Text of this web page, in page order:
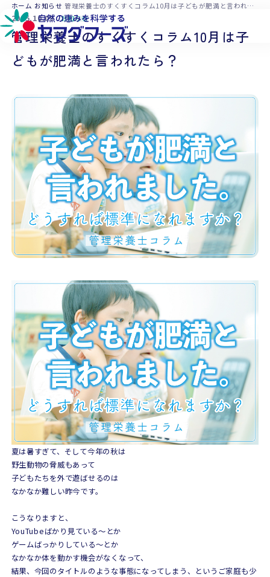
本文へ移動
ホーム お知らせ 管理栄養士のすくすくコラム10月は子どもが肥満と言われたら？
2025.10.09 お知らせ
管理栄養士のすくすくコラム10月は子
どもが肥満と言われたら？
夏は暑すぎて、そして今年の秋は
野生動物の脅威もあって
子どもたちを外で遊ばせるのは
なかなか難しい昨今です。
こうなりますと、
YouTubeばかり見ている〜とか
ゲームばっかりしている〜とか
なかなか体を動かす機会がなくなって、
結果、今回のタイトルのような事態になってしまう、というご家庭も少